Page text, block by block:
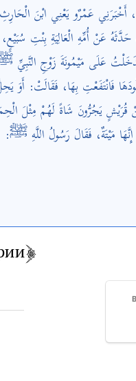
أَخْبَرَنِي عَمْرٌو يَعْنِي ابْنَ
عَنْ أُمِّهِ الْعَالِيَةِ بِنْتِ سُبَيْعٍ،
عَلَى مَيْمُونَةَ زَوْجِ
فَانْتَفَعْتِ بِهَا، فَقَالَتْ: أَوَ
يَجُرُّونَ شَاةً لَهُمْ مِثْلَ
مَيْتَةٌ، فَقَالَ رَسُولُ اللَّهِ ﷺ: